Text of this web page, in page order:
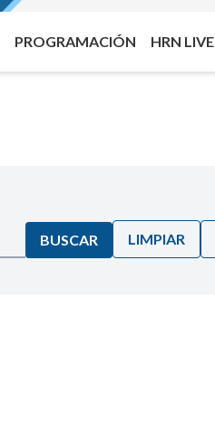
PROGRAMACIÓN HRN LIVE
BUSCAR LIMPIAR